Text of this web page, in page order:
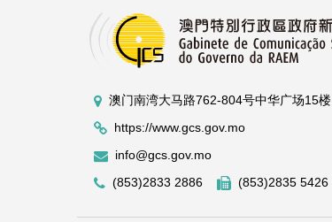
澳门南湾大马路762-804号中华广场15楼
https://www.gcs.gov.mo
info@gcs.gov.mo
(853)2833 2886
(853)2835 5426